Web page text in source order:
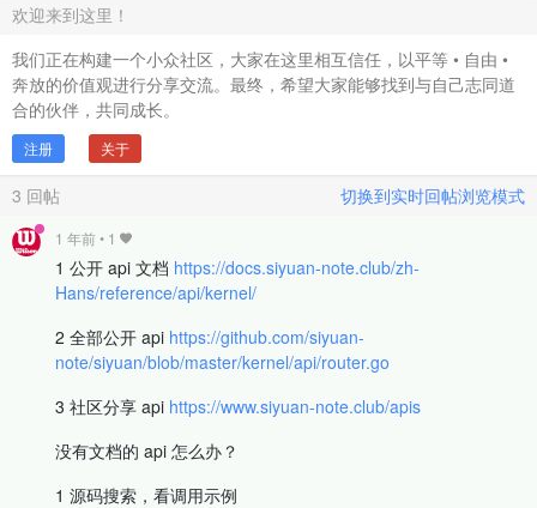
欢迎来到这里！
我们正在构建一个小众社区，大家在这里相互信任，以平等 • 自由 •
奔放的价值观进行分享交流。最终，希望大家能够找到与自己志同道
合的伙伴，共同成长。
注册 关于
3 回帖 切换到实时回帖浏览模式
1 年前• 1
1 公开 api 文档 https://docs.siyuan-note.club/zh-
Hans/reference/api/kernel/
2 全部公开 api https://github.com/siyuan-
note/siyuan/blob/master/kernel/api/router.go
3 社区分享 api https://www.siyuan-note.club/apis
没有文档的 api 怎么办？
1 源码搜索，看调用示例